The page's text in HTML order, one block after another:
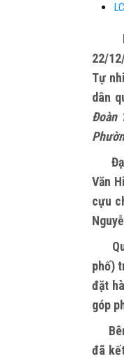
22/
Tự
dân
Đoàn
Đại
Văn
cựu
phố)
đặt
góp
Bên
đã